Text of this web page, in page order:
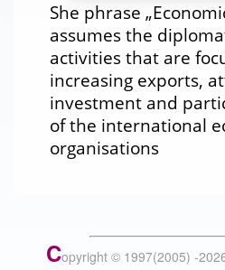
She phrase
assumes the
activities that are
increasing exports,
investment and
of the international
organisations
Copyright © 1997(2005) -